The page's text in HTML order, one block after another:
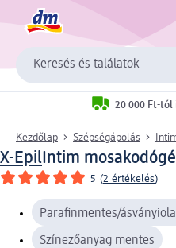
Keresés és találatok
20 000 Ft-
Kezdőlap Szépségápolás
X-Epil Intim
5 (2 értékelés)
Parafinmentes/
Színezőanyag mentes